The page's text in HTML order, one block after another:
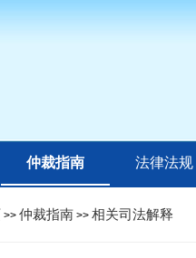
仲裁指南 法律法规
>> 仲裁指南 >> 相关司法解释